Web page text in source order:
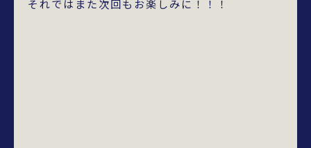
それではまた次回もお楽しみに！！！